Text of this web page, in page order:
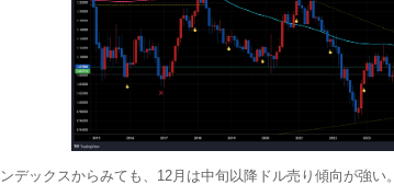
ンデックスからみても、12月は中旬以降ドル売り傾向が強い。